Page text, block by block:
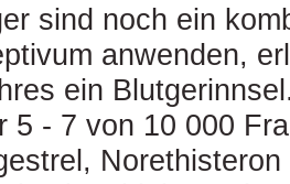
sind noch ein
anwenden,
ein
5 ‑ 7 von 10 000